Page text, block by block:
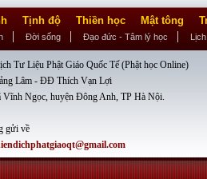
Tịnh độ Thiền học Mật tông
Đời sống Đạo đức - Tâm lý học
Tư Liệu Phật Giáo Quốc Tế (Phật học Online)
Lâm - ĐĐ Thích Vạn Lợi
Vĩnh Ngọc, huyện Đông Anh, TP Hà Nội.
gửi về